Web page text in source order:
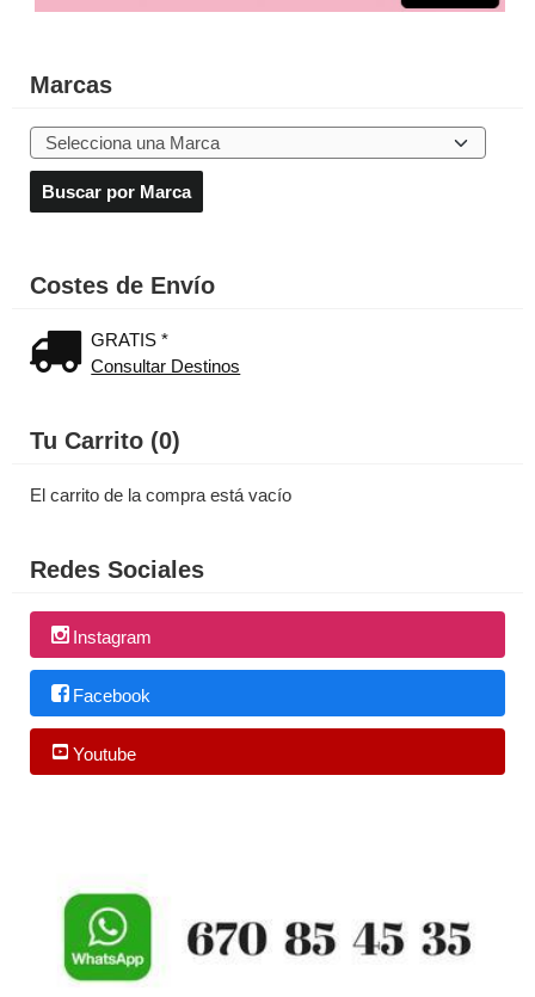
Marcas
Costes de Envío
GRATIS *
Consultar Destinos
Tu Carrito (0)
El carrito de la compra está vacío
Redes Sociales
Instagram
Facebook
Youtube